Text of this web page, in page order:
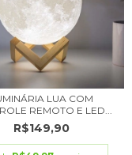
LUA COM
REMOTO E LED...
R$149,90